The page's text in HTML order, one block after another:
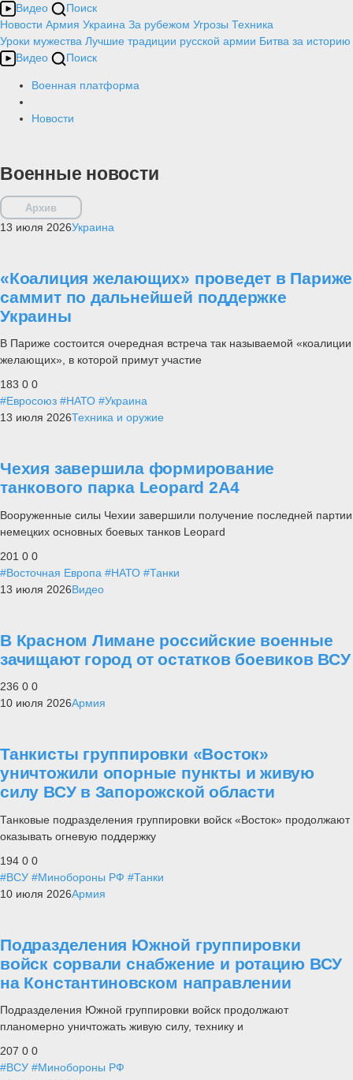
Видео
Поиск
Новости Армия Украина За рубежом Угрозы Техника
Уроки мужества Лучшие традиции русской армии Битва за историю
Видео
Поиск
Военная платформа
Новости
Военные новости
Архив
13 июля 2026Украина
«Коалиция желающих» проведет в Париже
саммит по дальнейшей поддержке
Украины
В Париже состоится очередная встреча так называемой «коалиции
желающих», в которой примут участие
183 0 0
#Евросоюз #НАТО #Украина
13 июля 2026Техника и оружие
Чехия завершила формирование
танкового парка Leopard 2A4
Вооруженные силы Чехии завершили получение последней партии
немецких основных боевых танков Leopard
201 0 0
#Восточная Европа #НАТО #Танки
13 июля 2026Видео
В Красном Лимане российские военные
зачищают город от остатков боевиков ВСУ
236 0 0
10 июля 2026Армия
Танкисты группировки «Восток»
уничтожили опорные пункты и живую
силу ВСУ в Запорожской области
Танковые подразделения группировки войск «Восток» продолжают
оказывать огневую поддержку
194 0 0
#ВСУ #Минобороны РФ #Танки
10 июля 2026Армия
Подразделения Южной группировки
войск сорвали снабжение и ротацию ВСУ
на Константиновском направлении
Подразделения Южной группировки войск продолжают
планомерно уничтожать живую силу, технику и
207 0 0
#ВСУ #Минобороны РФ